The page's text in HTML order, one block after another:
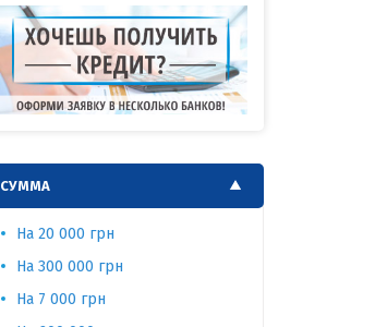
СУММА
На 20 000 грн
На 300 000 грн
На 7 000 грн